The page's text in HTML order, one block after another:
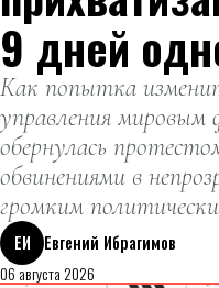
9 дней
Как попытка
управления
обернулась
обвинениями в
громким
ЕИ
Евгений Ибрагимов
06 августа 2026